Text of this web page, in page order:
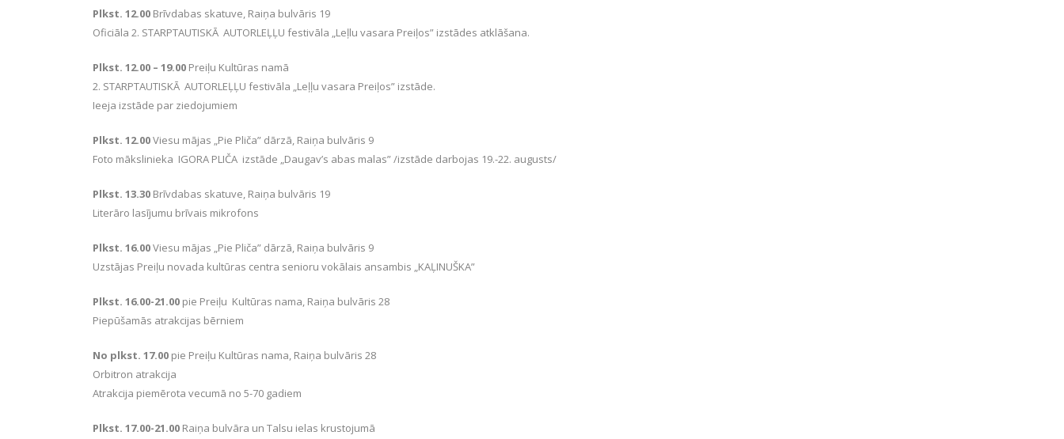
Plkst. 12.00 Brīvdabas skatuve, Raiņa bulvāris 19
Oficiāla 2. STARPTAUTISKĀ AUTORLEĻĻU festivāla „Leļlu vasara Preiļos” izstādes atklāšana.
Plkst. 12.00 – 19.00 Preiļu Kultūras namā
2. STARPTAUTISKĀ AUTORLEĻĻU festivāla „Leļļu vasara Preiļos” izstāde.
Ieeja izstāde par ziedojumiem
Plkst. 12.00Viesu mājas „Pie Pliča” dārzā, Raiņa bulvāris 9
Foto mākslinieka IGORA PLIČA izstāde „Daugav’s abas malas” /izstāde darbojas 19.-22. augusts/
Plkst. 13.30 Brīvdabas skatuve, Raiņa bulvāris 19
Literāro lasījumu brīvais mikrofons
Plkst. 16.00Viesu mājas „Pie Pliča” dārzā, Raiņa bulvāris 9
Uzstājas Preiļu novada kultūras centra senioru vokālais ansambis „KAĻINUŠKA”
Plkst. 16.00-21.00 pie Preiļu Kultūras nama, Raiņa bulvāris 28
Piepūšamās atrakcijas bērniem
No plkst. 17.00 pie Preiļu Kultūras nama, Raiņa bulvāris 28
Orbitron atrakcija
Atrakcija piemērota vecumā no 5-70 gadiem
Plkst. 17.00-21.00 Raiņa bulvāra un Talsu ielas krustojumā